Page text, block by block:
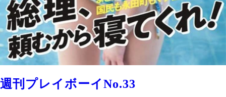
週刊プレイボーイNo.33